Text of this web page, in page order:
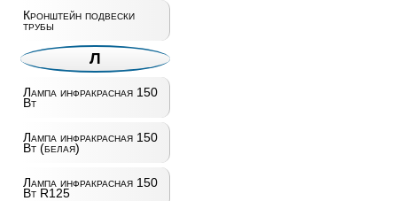
Кронштейн подвески
трубы
Л
Лампа инфракрасная 150
Вт
Лампа инфракрасная 150
Вт (белая)
Лампа инфракрасная 150
Вт R125